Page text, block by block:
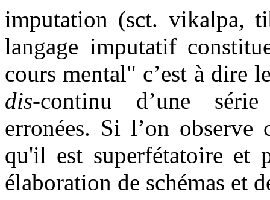
imputation (sct. vikalpa,
langage imputatif
cours mental" c’est à dire
dis-continu d’une série
erronées. Si l’on observe
qu'il est superfétatoire et
élaboration de schémas et